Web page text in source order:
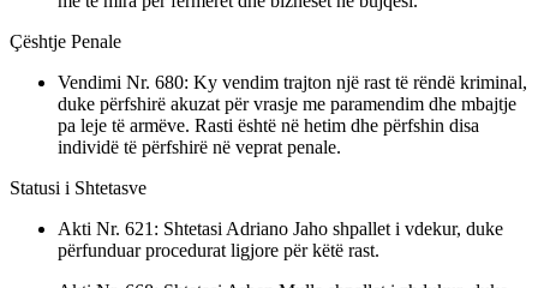
Çështje Penale
Vendimi Nr. 680: Ky vendim trajton një rast të rëndë kriminal,
duke përfshirë akuzat për vrasje me paramendim dhe mbajtje
pa leje të armëve. Rasti është në hetim dhe përfshin disa
individë të përfshirë në veprat penale.
Statusi i Shtetasve
Akti Nr. 621: Shtetasi Adriano Jaho shpallet i vdekur, duke
përfunduar procedurat ligjore për këtë rast.